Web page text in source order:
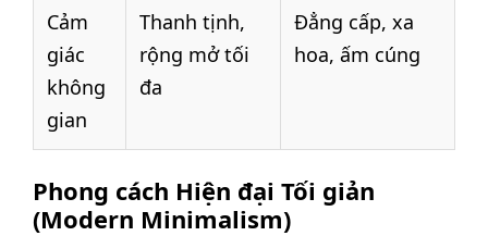
Cảm
giác
không
gian
Thanh tịnh,
rộng mở tối
đa
Đẳng cấp, xa
hoa, ấm cúng
Phong cách Hiện đại Tối giản
(Modern Minimalism)